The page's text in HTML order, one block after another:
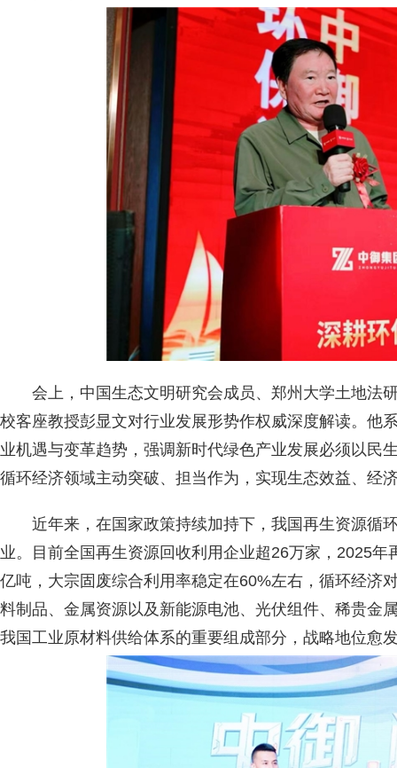
会上，中国生态文明研究会成员、郑州大学土地法
校客座教授彭显文对行业发展形势作权威深度解读。他
业机遇与变革趋势，强调新时代绿色产业发展必须以民
循环经济领域主动突破、担当作为，实现生态效益、经
近年来，在国家政策持续加持下，我国再生资源循
业。目前全国再生资源回收利用企业超26万家，2025
亿吨，大宗固废综合利用率稳定在60%左右，循环经济
料制品、金属资源以及新能源电池、光伏组件、稀贵金
我国工业原材料供给体系的重要组成部分，战略地位愈